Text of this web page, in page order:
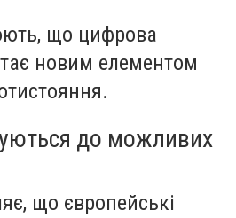
що цифрова
новим елементом
до можливих
що європейські